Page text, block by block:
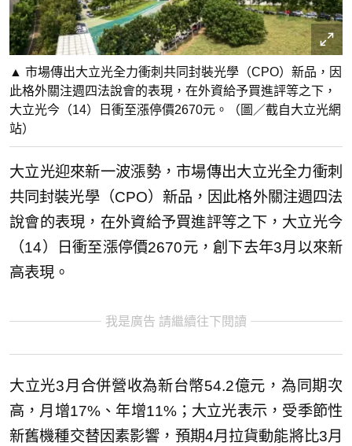
▲ 市場傳出大立光全力衝刺共同封裝光學（CPO）新品，因
此格外關注週四法說會的表現，在外資給予買進評等之下，
大立光今（14）日衝至漲停價2670元。（圖／截自大立光網
站）
大立光迎來新一波漲勢，市場傳出大立光全力衝刺
共同封裝光學（CPO）新品，因此格外關注週四法
說會的表現，在外資給予買進評等之下，大立光今
（14）日衝至漲停價2670元，創下去年3月以來新
高表現。
我是廣告 請繼續往下閱讀
大立光3月合併營收為新台幣54.2億元，為同期次
高，月增17%、年增11%；大立光表示，受季節性
新舊機種交替因素影響，預期4月拉貨動能將比3月